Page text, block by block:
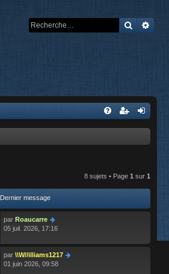
8 sujets • Page 1 sur 1
Dernier message
par Roaucarre
05 juil. 2026, 17:16
par \\W//illiams1217
01 juin 2026, 09:58